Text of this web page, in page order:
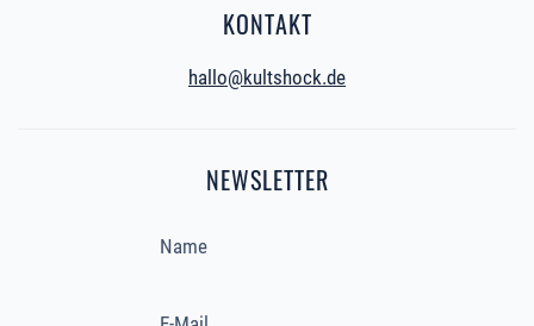
KONTAKT
hallo@kultshock.de
NEWSLETTER